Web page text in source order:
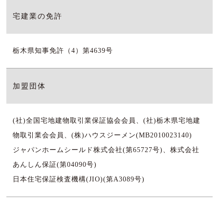
宅建業の免許
栃木県知事免許（4）第4639号
加盟団体
(社)全国宅地建物取引業保証協会会員、(社)栃木県宅地建
物取引業会会員、(株)ハウスジーメン(MB2010023140)
ジャパンホームシールド株式会社(第65727号)、株式会社
あんしん保証(第04090号)
日本住宅保証検査機構(JIO)(第A3089号)